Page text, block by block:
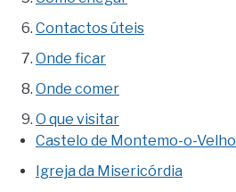
Contactos úteis
Onde ficar
Onde comer
O que visitar
Castelo de Montemo-o-Velho
Igreja da Misericórdia